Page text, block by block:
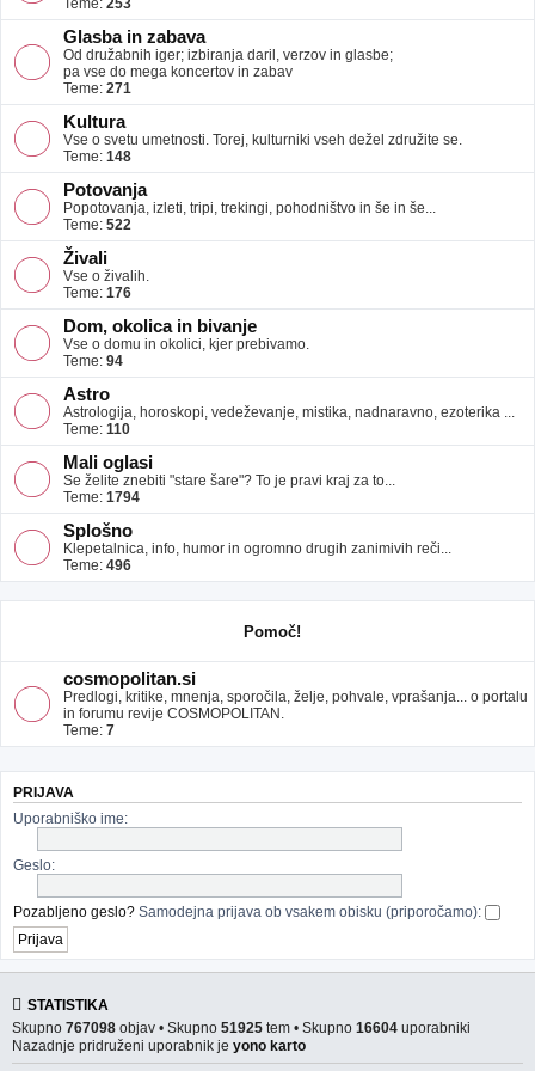
Teme: 253
Glasba in zabava
Od družabnih iger; izbiranja daril, verzov in glasbe;
pa vse do mega koncertov in zabav
Teme: 271
Kultura
Vse o svetu umetnosti. Torej, kulturniki vseh dežel združite se.
Teme: 148
Potovanja
Popotovanja, izleti, tripi, trekingi, pohodništvo in še in še...
Teme: 522
Živali
Vse o živalih.
Teme: 176
Dom, okolica in bivanje
Vse o domu in okolici, kjer prebivamo.
Teme: 94
Astro
Astrologija, horoskopi, vedeževanje, mistika, nadnaravno, ezoterika ...
Teme: 110
Mali oglasi
Se želite znebiti "stare šare"? To je pravi kraj za to...
Teme: 1794
Splošno
Klepetalnica, info, humor in ogromno drugih zanimivih reči...
Teme: 496
Pomoč!
cosmopolitan.si
Predlogi, kritike, mnenja, sporočila, želje, pohvale, vprašanja... o portalu
in forumu revije COSMOPOLITAN.
Teme: 7
PRIJAVA
Uporabniško ime:
Geslo:
Pozabljeno geslo? Samodejna prijava ob vsakem obisku (priporočamo):
STATISTIKA
Skupno 767098 objav • Skupno 51925 tem • Skupno 16604 uporabniki
Nazadnje pridruženi uporabnik je yono karto